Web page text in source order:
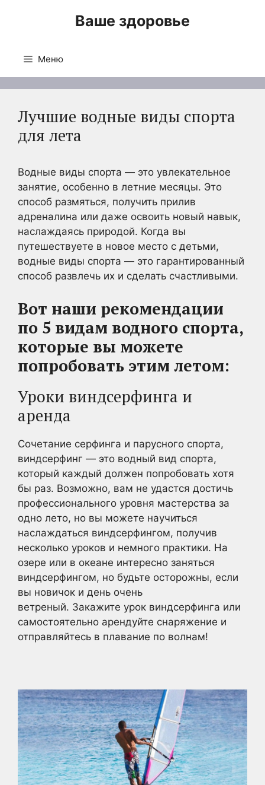
Ваше здоровье
Меню
Лучшие водные виды спорта
для лета
Водные виды спорта — это увлекательное
занятие, особенно в летние месяцы. Это
способ размяться, получить прилив
адреналина или даже освоить новый навык,
наслаждаясь природой. Когда вы
путешествуете в новое место с детьми,
водные виды спорта — это гарантированный
способ развлечь их и сделать счастливыми.
Вот наши рекомендации
по 5 видам водного спорта,
которые вы можете
попробовать этим летом:
Уроки виндсерфинга и
аренда
Сочетание серфинга и парусного спорта,
виндсерфинг — это водный вид спорта,
который каждый должен попробовать хотя
бы раз. Возможно, вам не удастся достичь
профессионального уровня мастерства за
одно лето, но вы можете научиться
наслаждаться виндсерфингом, получив
несколько уроков и немного практики. На
озере или в океане интересно заняться
виндсерфингом, но будьте осторожны, если
вы новичок и день очень
ветреный. Закажите урок виндсерфинга или
самостоятельно арендуйте снаряжение и
отправляйтесь в плавание по волнам!